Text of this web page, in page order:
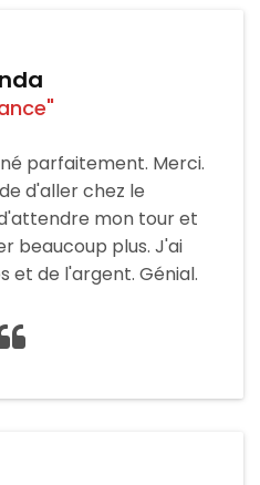
parfaitement. Merci.
d'aller chez le
mon tour et
beaucoup plus. J'ai
et de l'argent. Génial.